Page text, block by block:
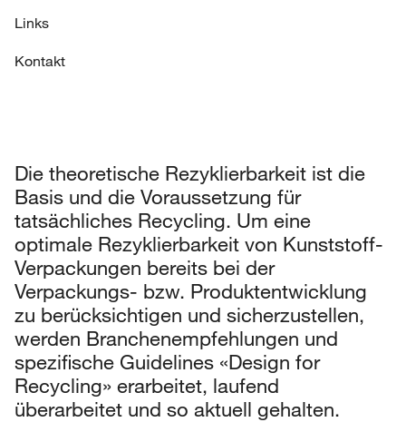
Links
Kontakt
Die theoretische Rezyklierbarkeit ist die
Basis und die Voraussetzung für
tatsächliches Recycling. Um eine
optimale Rezyklierbarkeit von Kunststoff-
Verpackungen bereits bei der
Verpackungs- bzw. Produktentwicklung
zu berücksichtigen und sicherzustellen,
werden Branchenempfehlungen und
spezifische Guidelines «Design for
Recycling» erarbeitet, laufend
überarbeitet und so aktuell gehalten.